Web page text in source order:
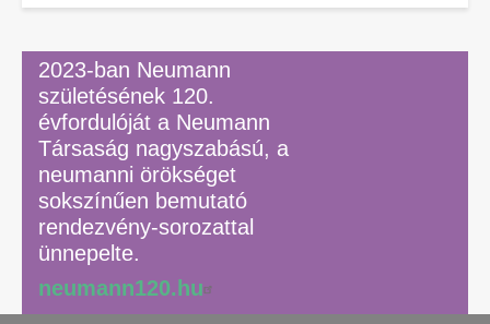
2023-ban Neumann
születésének 120.
évfordulóját a Neumann
Társaság nagyszabású, a
neumanni örökséget
sokszínűen bemutató
rendezvény-sorozattal
ünnepelte.
neumann120.hu